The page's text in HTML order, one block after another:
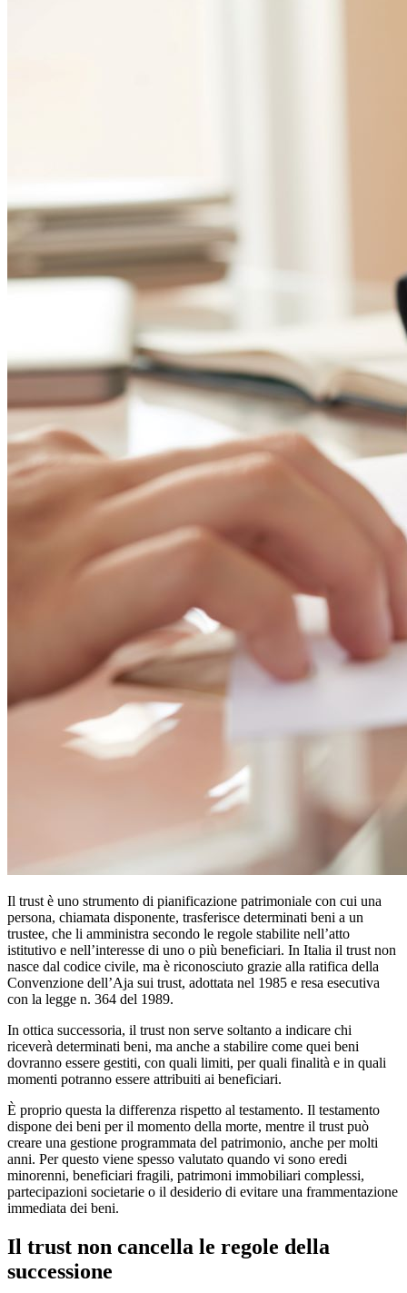
Il trust è uno strumento di pianificazione patrimoniale con cui una
persona, chiamata disponente, trasferisce determinati beni a un
trustee, che li amministra secondo le regole stabilite nell’atto
istitutivo e nell’interesse di uno o più beneficiari. In Italia il trust non
nasce dal codice civile, ma è riconosciuto grazie alla ratifica della
Convenzione dell’Aja sui trust, adottata nel 1985 e resa esecutiva
con la legge n. 364 del 1989.
In ottica successoria, il trust non serve soltanto a indicare chi
riceverà determinati beni, ma anche a stabilire come quei beni
dovranno essere gestiti, con quali limiti, per quali finalità e in quali
momenti potranno essere attribuiti ai beneficiari.
È proprio questa la differenza rispetto al testamento. Il testamento
dispone dei beni per il momento della morte, mentre il trust può
creare una gestione programmata del patrimonio, anche per molti
anni. Per questo viene spesso valutato quando vi sono eredi
minorenni, beneficiari fragili, patrimoni immobiliari complessi,
partecipazioni societarie o il desiderio di evitare una frammentazione
immediata dei beni.
Il trust non cancella le regole della
successione